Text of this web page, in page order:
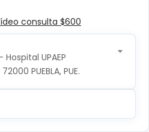
consulta $600
UPAEP
PUEBLA, PUE.